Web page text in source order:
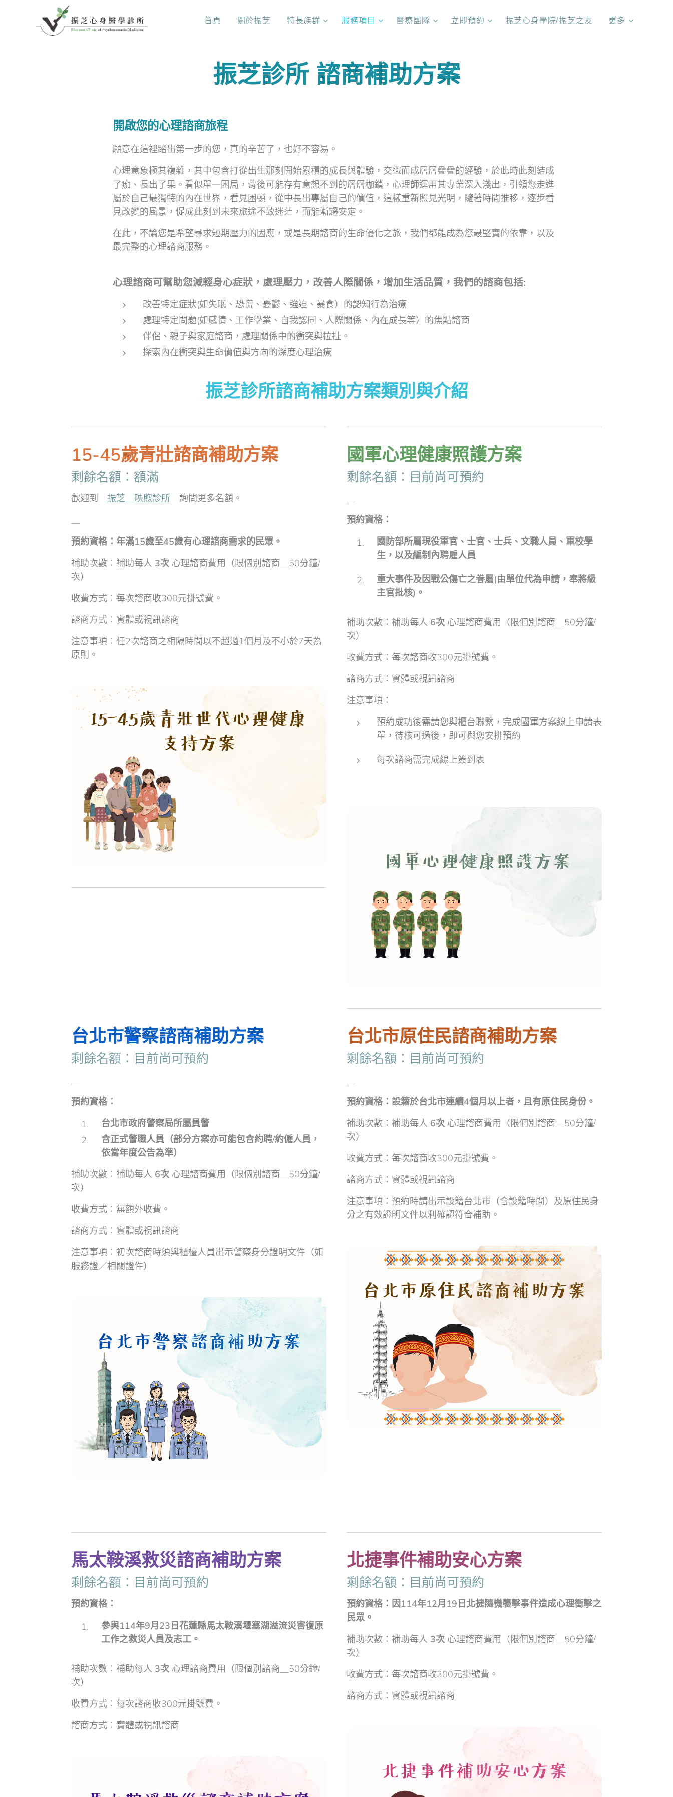
首頁 關於振芝 特長族群 服務項目 醫療團隊 立即預約 振芝心身學院/振芝之友 更多
振芝診所 諮商補助方案
開啟您的心理諮商旅程
願意在這裡踏出第一步的您，真的辛苦了，也好不容易。
心理意象極其複雜，其中包含打從出生那刻開始累積的成長與體驗，交織而成層層疊疊的經驗，於此時此刻結成
了痂、長出了果。看似單一困局，背後可能存有意想不到的層層枷鎖，心理師運用其專業深入淺出，引領您走進
屬於自己最獨特的內在世界，看見困頓，從中長出專屬自己的價值，這樣重新照見光明，隨著時間推移，逐步看
見改變的風景，促成此刻到未來旅途不致迷茫，而能漸趨安定。
在此，不論您是希望尋求短期壓力的因應，或是長期諮商的生命優化之旅，我們都能成為您最堅實的依靠，以及
最完整的心理諮商服務。
心理諮商可幫助您減輕身心症狀，處理壓力，改善人際關係，增加生活品質， 我們的諮商包括:
改善特定症狀(如失眠、恐慌、憂鬱、強迫、暴食）的認知行為治療
處理特定問題(如感情、工作學業、自我認同、人際關係、內在成長等）的焦點諮商
伴侶、親子與家庭諮商，處理關係中的衝突與拉扯。
探索內在衝突與生命價值與方向的深度心理治療
振芝診所諮商補助方案類別與介紹
15-45歲青壯諮商補助方案
剩餘名額：額滿
歡迎到 振芝＿映煦診所 詢問更多名額。
預約資格：年滿15歲至45歲有心理諮商需求的民眾。
補助次數：補助每人 3次 心理諮商費用（限個別諮商＿50分鐘/
次）
收費方式：每次諮商收300元掛號費。
諮商方式：實體或視訊諮商
注意事項：任2次諮商之相隔時間以不超過1個月及不小於7天為
原則。
國軍心理健康照護方案
剩餘名額：目前尚可預約
預約資格：
國防部所屬現役軍官、士官、士兵、文職人員、軍校學
生，以及編制內聘雇人員
重大事件及因戰公傷亡之眷屬(由單位代為申請，奉將級
主官批核)。
補助次數：補助每人 6次 心理諮商費用（限個別諮商＿50分鐘/
次）
收費方式：每次諮商收300元掛號費。
諮商方式：實體或視訊諮商
注意事項：
預約成功後需請您與櫃台聯繫，完成國軍方案線上申請表
單，待核可過後，即可與您安排預約
每次諮商需完成線上簽到表
台北市警察諮商補助方案
剩餘名額：目前尚可預約
預約資格：
台北市政府警察局所屬員警
含正式警職人員（部分方案亦可能包含約聘/約僱人員，
依當年度公告為準）
補助次數：補助每人 6次 心理諮商費用（限個別諮商＿50分鐘/
次）
收費方式：無額外收費。
諮商方式：實體或視訊諮商
注意事項：初次諮商時須與櫃檯人員出示警察身分證明文件（如
服務證／相關證件）
台北市原住民諮商補助方案
剩餘名額：目前尚可預約
預約資格：設籍於台北市連續4個月以上者，且有原住民身份。
補助次數：補助每人 6次 心理諮商費用（限個別諮商＿50分鐘/
次）
收費方式：每次諮商收300元掛號費。
諮商方式：實體或視訊諮商
注意事項：預約時請出示設籍台北市（含設籍時間）及原住民身
分之有效證明文件以利確認符合補助。
馬太鞍溪救災諮商補助方案
剩餘名額：目前尚可預約
預約資格：
參與114年9月23日花蓮縣馬太鞍溪堰塞湖溢流災害復原
工作之救災人員及志工。
補助次數：補助每人 3次 心理諮商費用（限個別諮商＿50分鐘/
次）
收費方式：每次諮商收300元掛號費。
諮商方式：實體或視訊諮商
北捷事件補助安心方案
剩餘名額：目前尚可預約
預約資格： 因114年12月19日北捷隨機襲擊事件造成心理衝擊之
民眾。
補助次數：補助每人 3次 心理諮商費用（限個別諮商＿50分鐘/
次）
收費方式：每次諮商收300元掛號費。
諮商方式：實體或視訊諮商